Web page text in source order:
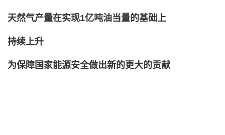
天然气产量在实现1亿吨油当量的基础上
持续上升
为保障国家能源安全做出新的更大的贡献